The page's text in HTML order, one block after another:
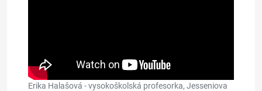
Erika Halašová - vysokoškolská profesorka, Jesseniova